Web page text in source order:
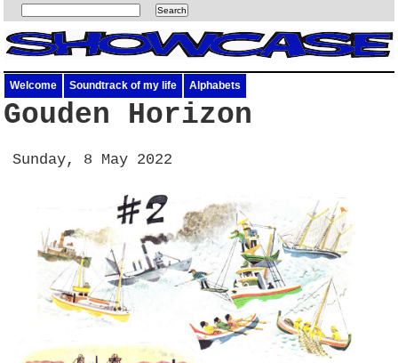
Welcome Soundtrack of my life Alphabets
Gouden Horizon
Sunday, 8 May 2022